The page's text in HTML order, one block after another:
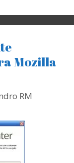
Mozilla
RM